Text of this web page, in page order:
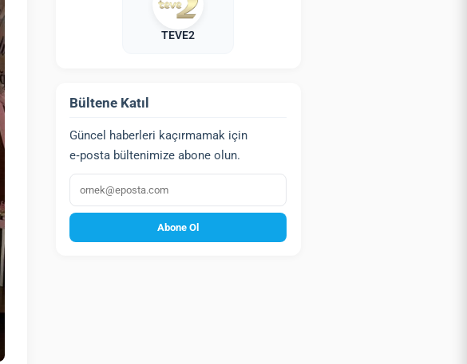
TEVE2
Bültene Katıl
Güncel haberleri kaçırmamak için
e‑posta bültenimize abone olun.
E‑posta
Abone Ol